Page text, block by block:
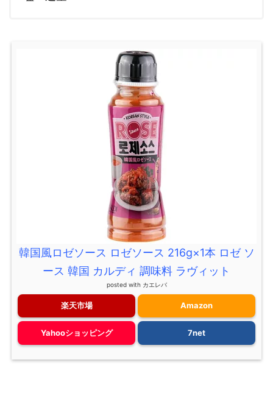
韓国風ロゼソース ロゼソース 216g×1本 ロゼ ソ
ース 韓国 カルディ 調味料 ラヴィット
posted with カエレバ
楽天市場 Amazon
Yahooショッピング 7net